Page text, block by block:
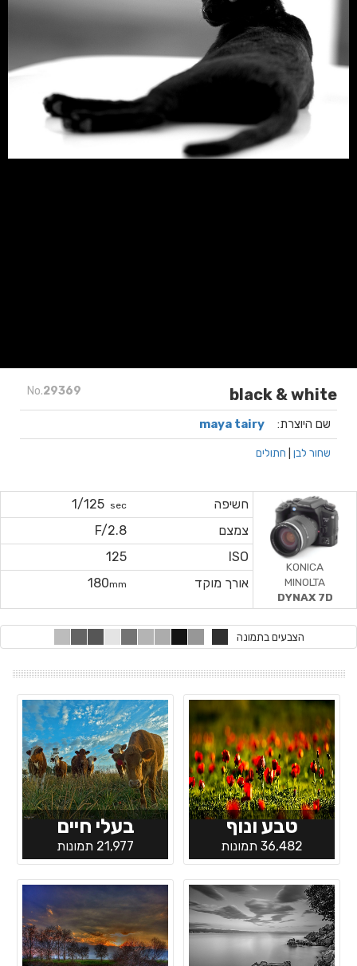
No.29369 black & white
שם היוצרת: maya tairy
שחור לבן חתולים
חשיפה sec
1/125
צמצם
F/2.8
ISO
125
אורך מוקד
180mm
KONICA
MINOLTA
DYNAX 7D
הצבעים בתמונה
טבע ונוף
36,482 תמונות
בעלי חיים
21,977 תמונות